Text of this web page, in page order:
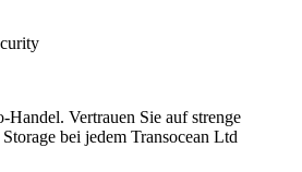
Vertrauen Sie auf strenge
bei jedem Transocean Ltd